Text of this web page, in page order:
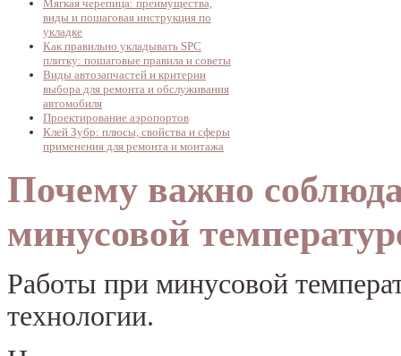
Мягкая черепица: преимущества,
виды и пошаговая инструкция по
укладке
Как правильно укладывать SPC
плитку: пошаговые правила и советы
Виды автозапчастей и критерии
выбора для ремонта и обслуживания
автомобиля
Проектирование аэропортов
Клей Зубр: плюсы, свойства и сферы
применения для ремонта и монтажа
Почему важно
минусовой
Работы при минусовой
технологии.